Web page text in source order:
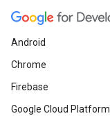
Android
Chrome
Firebase
Google Cloud Platform